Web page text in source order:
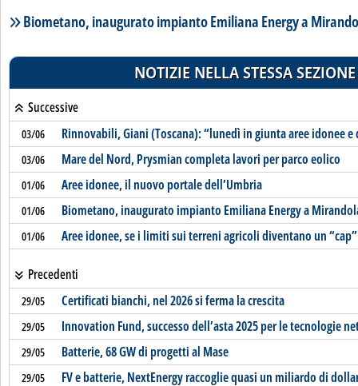
Lista notizie correlate
Biometano, inaugurato impianto Emiliana Energy a
NOTIZIE NELLA STESSA SEZIONE
Successive
03/06 Rinnovabili, Giani (Toscana): “lunedì in giunta aree idonee e
03/06 Mare del Nord, Prysmian completa lavori per parco eolico
01/06 Aree idonee, il nuovo portale dell’Umbria
01/06 Biometano, inaugurato impianto Emiliana Energy a
01/06 Aree idonee, se i limiti sui terreni agricoli diventano un “cap”
Precedenti
29/05 Certificati bianchi, nel 2026 si ferma la crescita
29/05 Innovation Fund, successo dell’asta 2025 per le tecnologie
29/05 Batterie, 68 GW di progetti al Mase
29/05 FV e batterie, NextEnergy raccoglie quasi un miliardo di